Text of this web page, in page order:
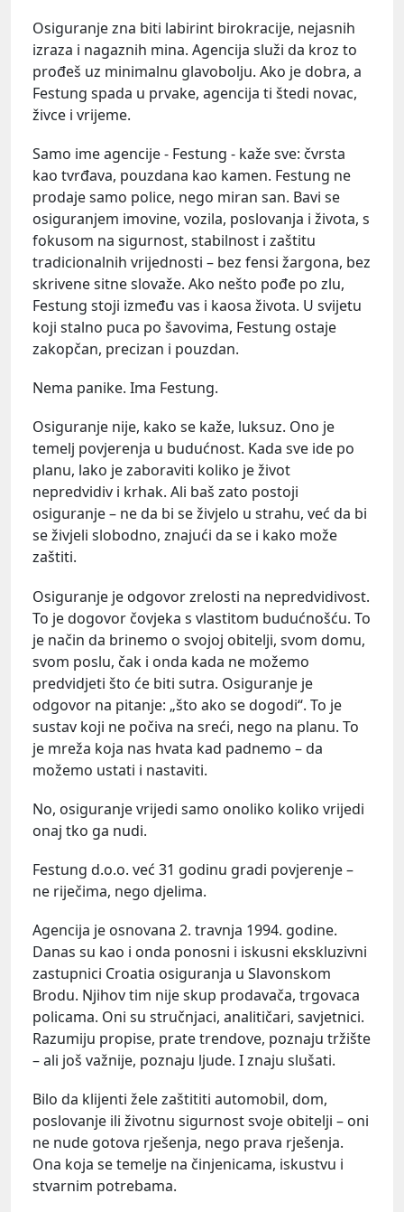
Osiguranje zna biti labirint birokracije, nejasnih
izraza i nagaznih mina. Agencija služi da kroz to
prođeš uz minimalnu glavobolju. Ako je dobra, a
Festung spada u prvake, agencija ti štedi novac,
živce i vrijeme.
Samo ime agencije - Festung - kaže sve: čvrsta
kao tvrđava, pouzdana kao kamen. Festung ne
prodaje samo police, nego miran san. Bavi se
osiguranjem imovine, vozila, poslovanja i života, s
fokusom na sigurnost, stabilnost i zaštitu
tradicionalnih vrijednosti – bez fensi žargona, bez
skrivene sitne slovaže. Ako nešto pođe po zlu,
Festung stoji između vas i kaosa života. U svijetu
koji stalno puca po šavovima, Festung ostaje
zakopčan, precizan i pouzdan.
Nema panike. Ima Festung.
Osiguranje nije, kako se kaže, luksuz. Ono je
temelj povjerenja u budućnost. Kada sve ide po
planu, lako je zaboraviti koliko je život
nepredvidiv i krhak. Ali baš zato postoji
osiguranje – ne da bi se živjelo u strahu, već da bi
se živjeli slobodno, znajući da se i kako može
zaštiti.
Osiguranje je odgovor zrelosti na nepredvidivost.
To je dogovor čovjeka s vlastitom budućnošću. To
je način da brinemo o svojoj obitelji, svom domu,
svom poslu, čak i onda kada ne možemo
predvidjeti što će biti sutra. Osiguranje je
odgovor na pitanje: „što ako se dogodi“. To je
sustav koji ne počiva na sreći, nego na planu. To
je mreža koja nas hvata kad padnemo – da
možemo ustati i nastaviti.
No, osiguranje vrijedi samo onoliko koliko vrijedi
onaj tko ga nudi.
Festung d.o.o. već 31 godinu gradi povjerenje –
ne riječima, nego djelima.
Agencija je osnovana 2. travnja 1994. godine.
Danas su kao i onda ponosni i iskusni ekskluzivni
zastupnici Croatia osiguranja u Slavonskom
Brodu. Njihov tim nije skup prodavača, trgovaca
policama. Oni su stručnjaci, analitičari, savjetnici.
Razumiju propise, prate trendove, poznaju tržište
– ali još važnije, poznaju ljude. I znaju slušati.
Bilo da klijenti žele zaštititi automobil, dom,
poslovanje ili životnu sigurnost svoje obitelji – oni
ne nude gotova rješenja, nego prava rješenja.
Ona koja se temelje na činjenicama, iskustvu i
stvarnim potrebama.